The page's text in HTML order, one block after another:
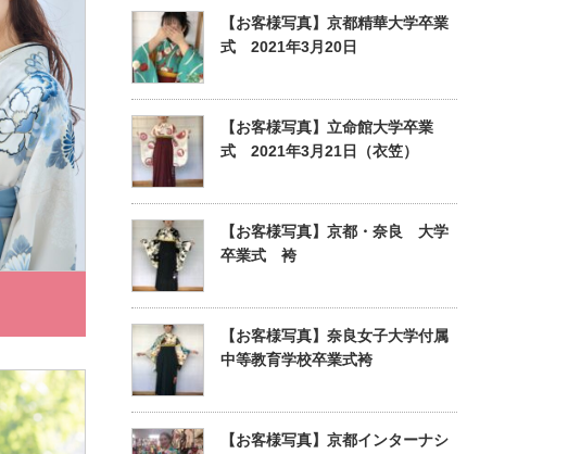
【お客様写真】京都精華大学卒業
式 2021年3月20日
【お客様写真】立命館大学卒業
式 2021年3月21日（衣笠）
【お客様写真】京都・奈良 大学
卒業式 袴
【お客様写真】奈良女子大学付属
中等教育学校卒業式袴
【お客様写真】京都インターナシ